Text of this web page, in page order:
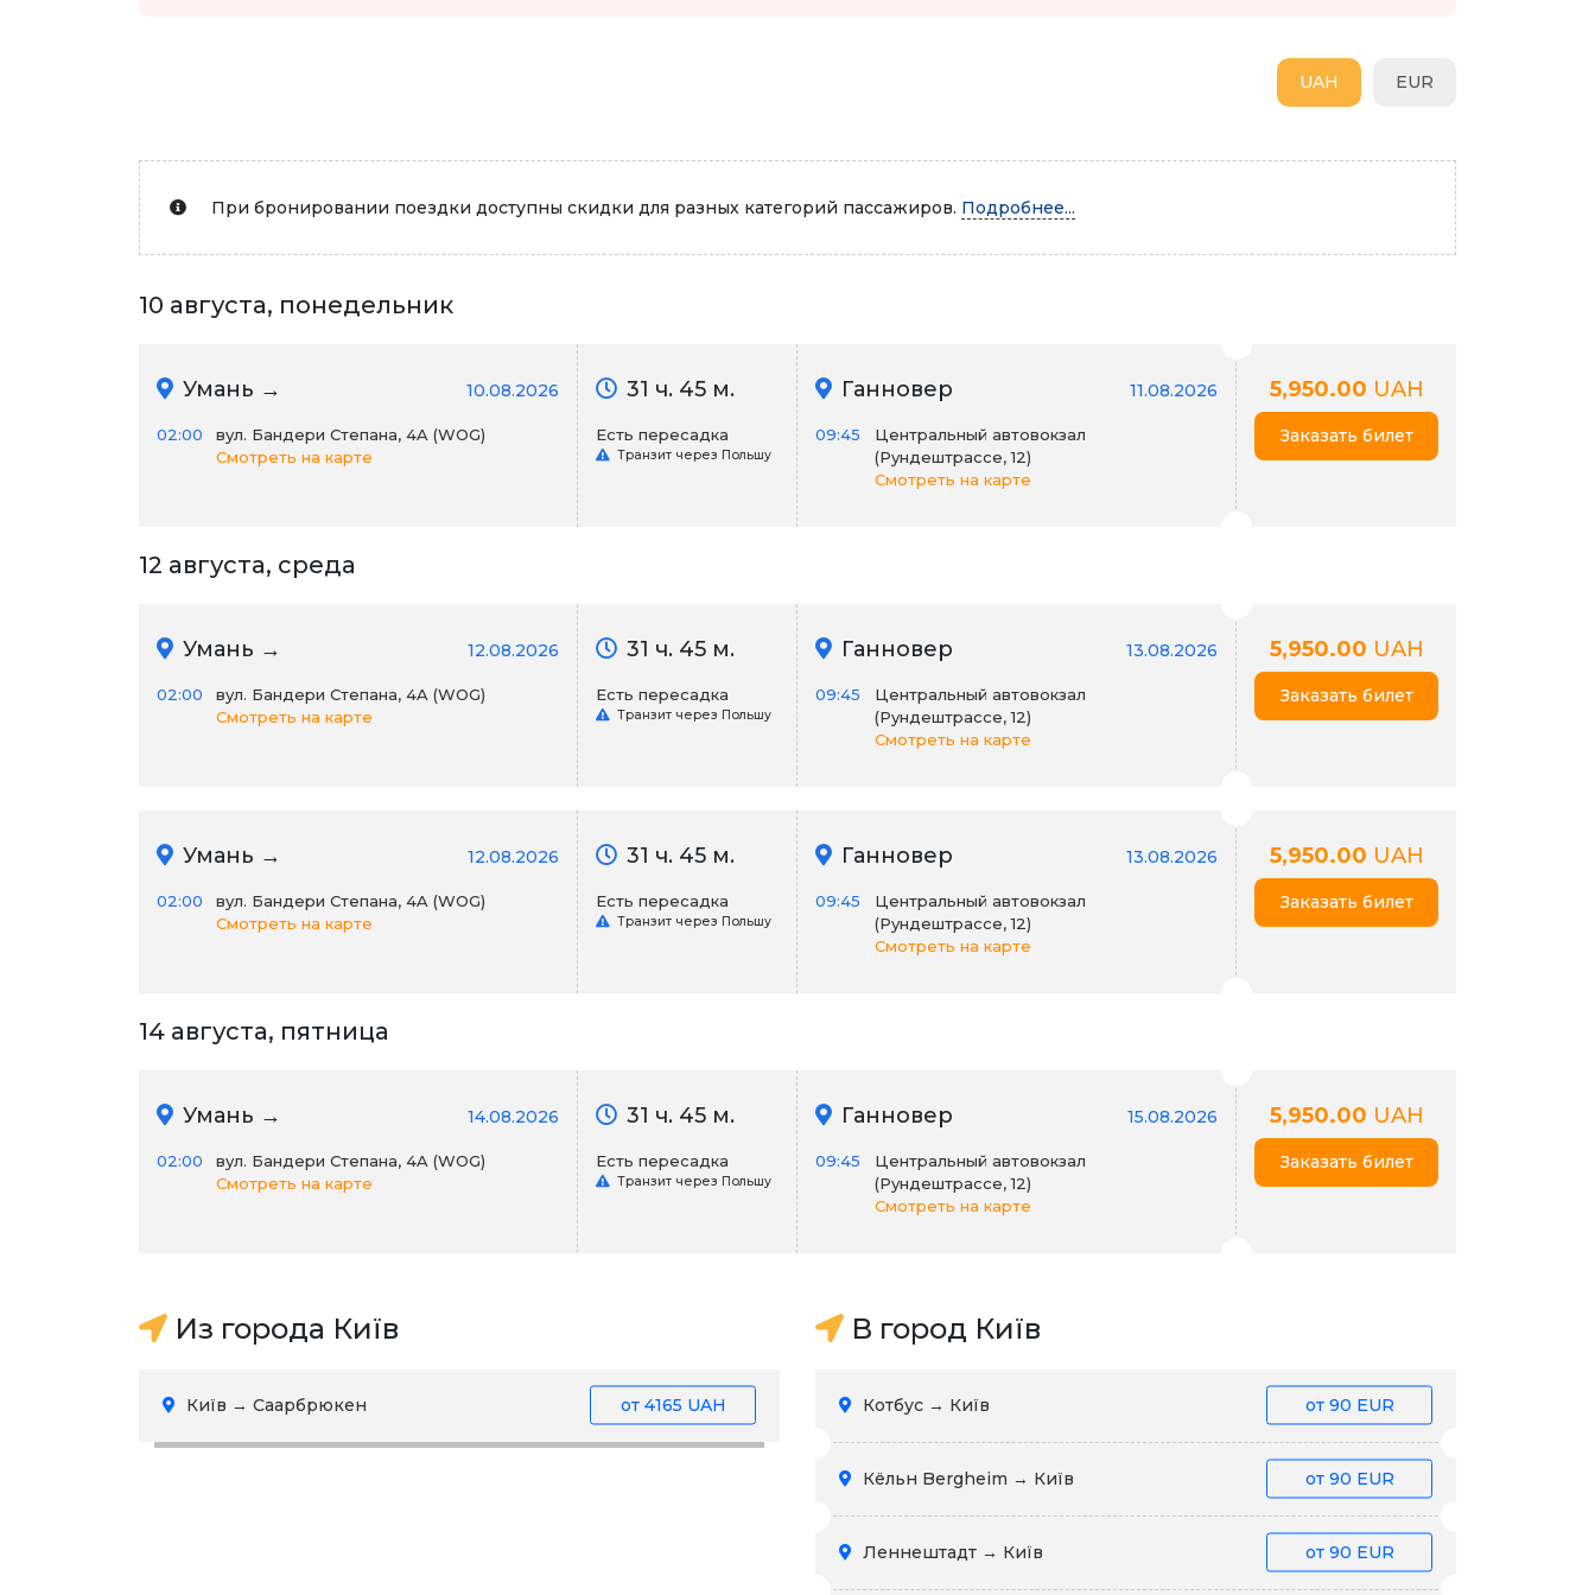
EUR
UAH
При бронировании поездки доступны скидки для разных категорий пассажиров. Подробнее...
10 августа, понедельник
Умань → 10.08.2026
02:00
вул. Бандери Степана, 4A (WOG)
Смотреть на карте
31 ч. 45 м.
Есть пересадка
Транзит через Польшу
Ганновер 11.08.2026
09:45
Центральный автовокзал
(Рундештрассе, 12)
Смотреть на карте
5,950.00 UAH
Заказать билет
12 августа, среда
Умань → 12.08.2026
02:00
вул. Бандери Степана, 4A (WOG)
Смотреть на карте
31 ч. 45 м.
Есть пересадка
Транзит через Польшу
Ганновер 13.08.2026
09:45
Центральный автовокзал
(Рундештрассе, 12)
Смотреть на карте
5,950.00 UAH
Заказать билет
Умань → 12.08.2026
02:00
вул. Бандери Степана, 4A (WOG)
Смотреть на карте
31 ч. 45 м.
Есть пересадка
Транзит через Польшу
Ганновер 13.08.2026
09:45
Центральный автовокзал
(Рундештрассе, 12)
Смотреть на карте
5,950.00 UAH
Заказать билет
14 августа, пятница
Умань → 14.08.2026
02:00
вул. Бандери Степана, 4A (WOG)
Смотреть на карте
31 ч. 45 м.
Есть пересадка
Транзит через Польшу
Ганновер 15.08.2026
09:45
Центральный автовокзал
(Рундештрассе, 12)
Смотреть на карте
5,950.00 UAH
Заказать билет
Из города Київ
Київ → Саарбрюкен от 4165 UAH
В город Київ
Котбус → Київ от 90 EUR
Кёльн Bergheim → Київ от 90 EUR
Леннештадт → Київ от 90 EUR